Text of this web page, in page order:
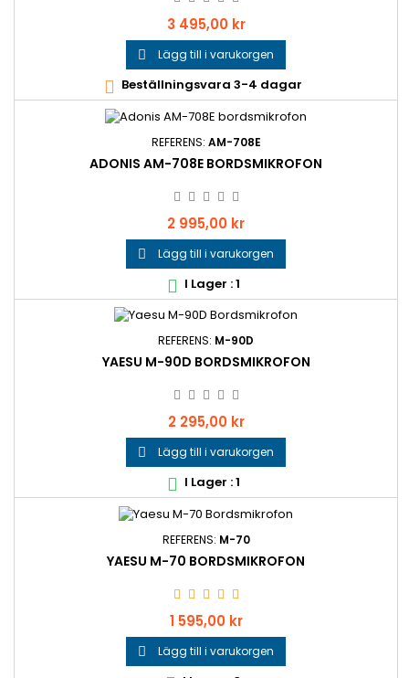
Pris
3 495,00 kr
 Lägg till i varukorgen
 Beställningsvara 3-4 dagar
REFERENS: AM-708E
ADONIS AM-708E BORDSMIKROFON
Pris
2 995,00 kr
 Lägg till i varukorgen
 I Lager : 1
REFERENS: M-90D
YAESU M-90D BORDSMIKROFON
Pris
2 295,00 kr
 Lägg till i varukorgen
 I Lager : 1
REFERENS: M-70
YAESU M-70 BORDSMIKROFON
Pris
1 595,00 kr
 Lägg till i varukorgen